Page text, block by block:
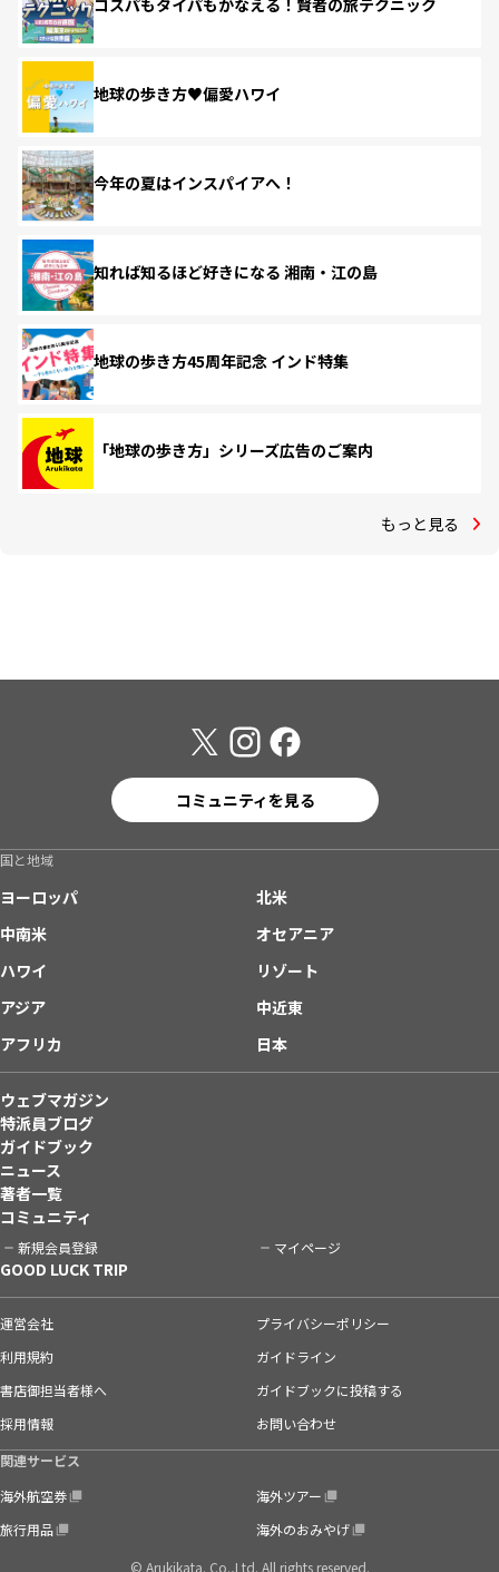
コスパもタイパもかなえる！賢者の旅テクニック
地球の歩き方♥偏愛ハワイ
今年の夏はインスパイアへ！
知れば知るほど好きになる 湘南・江の島
地球の歩き方45周年記念 インド特集
「地球の歩き方」シリーズ広告のご案内
もっと見る
コミュニティを見る
国と地域
ヨーロッパ
北米
中南米
オセアニア
ハワイ
リゾート
アジア
中近東
アフリカ
日本
ウェブマガジン
特派員ブログ
ガイドブック
ニュース
著者一覧
コミュニティ
新規会員登録 マイページ
GOOD LUCK TRIP
運営会社
プライバシーポリシー
利用規約
ガイドライン
書店御担当者様へ
ガイドブックに投稿する
採用情報
お問い合わせ
関連サービス
海外航空券
海外ツアー
旅行用品
海外のおみやげ
© Arukikata. Co.,Ltd. All rights reserved.